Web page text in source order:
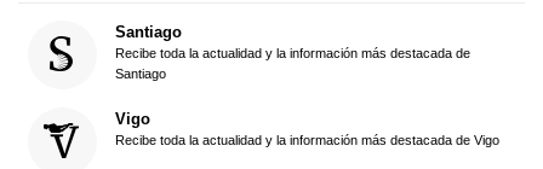
Santiago
Recibe toda la actualidad y la información más destacada de
Santiago
Vigo
Recibe toda la actualidad y la información más destacada de Vigo